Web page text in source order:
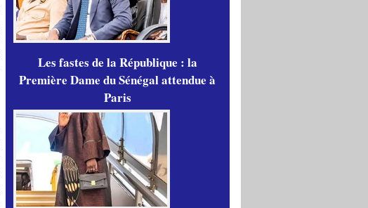
Les fastes de la République : la
Première Dame du Sénégal attendue à
Paris